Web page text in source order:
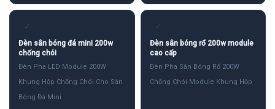
✓
Đèn sân bóng đá mini 200w
chống chói
Đèn Pha LED Module 200W
Khung Hộp Chống Chói Cho Sân
Bóng Đá Mini
✓
Đèn sân bóng rổ 200w module
cao cấp
Đèn Pha Sân Bóng Rổ 200W
Chống Chói Module Khung Hộp